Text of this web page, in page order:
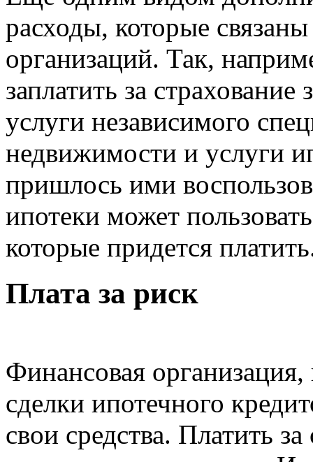
расходы, которые
организаций. Так,
заплатить за страхование
услуги независимого
недвижимости и услуги
пришлось ими
ипотеки может
которые придется
Плата за риск
Финансовая
сделки ипотечного
свои средства. Платить